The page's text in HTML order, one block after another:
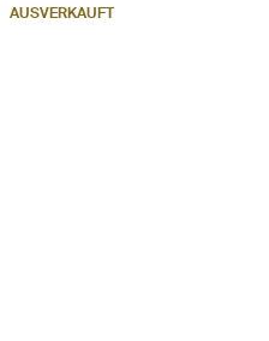
AUSVERKAUFT